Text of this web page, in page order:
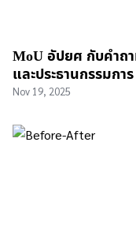
MoU อัปยศ กับคำถ
และประธานกรรมกา
Nov 19, 2025